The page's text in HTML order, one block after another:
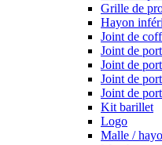
Grille de
Hayon
Joint de
Joint de
Joint de
Joint de
Joint de
Kit barillet
Logo
Malle /